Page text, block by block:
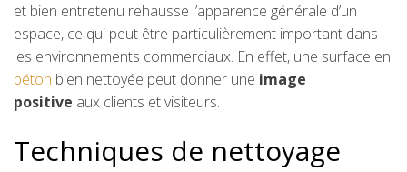
et bien entretenu rehausse l’apparence générale d’un
espace, ce qui peut être particulièrement important dans
les environnements commerciaux. En effet, une surface en
béton bien nettoyée peut donner une image
positive aux clients et visiteurs.
Techniques de nettoyage